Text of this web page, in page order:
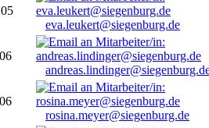
eva.leukert@siegenburg.de
rosina.meyer@siegenburg.de